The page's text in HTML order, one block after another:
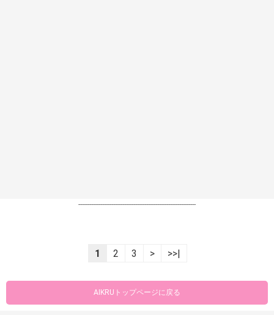
----------------------------------------------------------------
1 2 3 > >>|
AIKRUトップページに戻る